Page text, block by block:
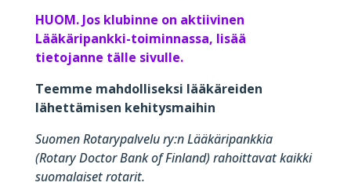
HUOM. Jos klubinne on aktiivinen
Lääkäripankki-toiminnassa, lisää
tietojanne tälle sivulle.
Teemme mahdolliseksi lääkäreiden
lähettämisen kehitysmaihin
Suomen Rotarypalvelu ry:n Lääkäripankkia
(Rotary Doctor Bank of Finland) rahoittavat kaikki
suomalaiset rotarit.